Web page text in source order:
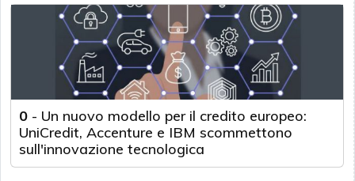
0 - Un nuovo modello per il credito europeo:
UniCredit, Accenture e IBM scommettono
sull'innovazione tecnologica